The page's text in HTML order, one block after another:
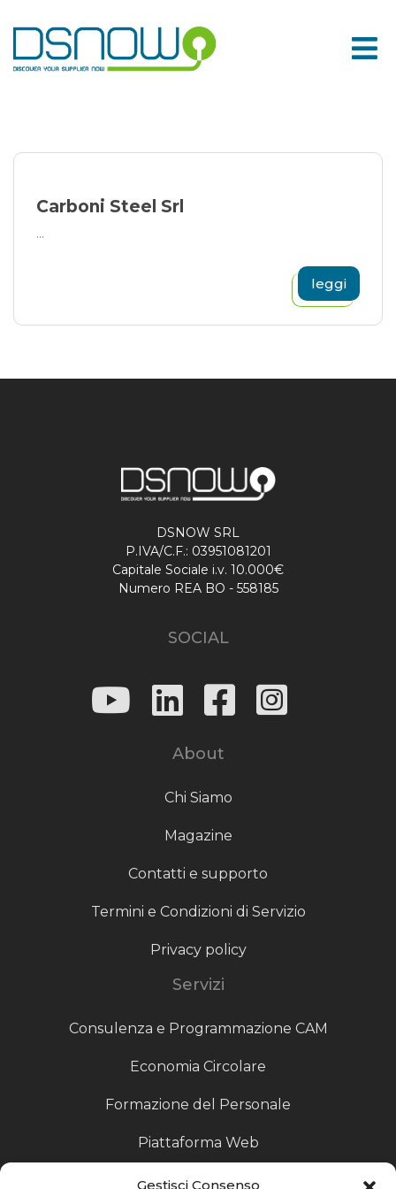
Gestisci Consenso
to
content
Carboni Steel Srl
...
leggi
DSNOW SRL
P.IVA/C.F.: 03951081201
Capitale Sociale i.v. 10.000€
Numero REA BO - 558185
SOCIAL
About
Chi Siamo
Magazine
Contatti e supporto
Termini e Condizioni di Servizio
Privacy policy
Servizi
Consulenza e Programmazione CAM
Economia Circolare
Formazione del Personale
Piattaforma Web
Scouting fornitori